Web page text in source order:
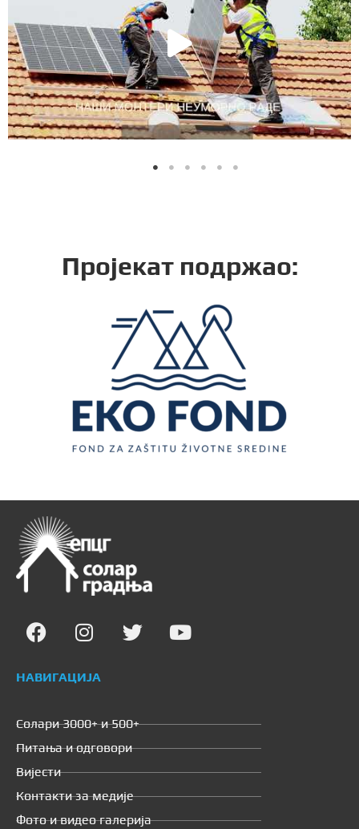
Пројекат подржао:
НАВИГАЦИЈА
Солари 3000+ и 500+
Питања и одговори
Вијести
Контакти за медије
Фото и видео галерија